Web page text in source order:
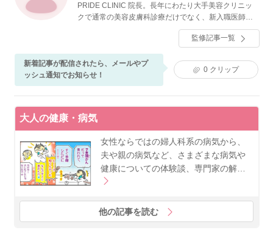
PRIDE CLINIC 院長。長年にわたり大手美容クリニッ
クで通常の美容皮膚科診療だけでなく、新入職医師の
指導や、VIP対応などをおこなっている。それらの経験
を通じ、気軽に先進的な治療を受けていただける、自
由で明るいクリニックを目指している。
監修記事一覧
新着記事が配信されたら、メールやプ
ッシュ通知でお知らせ！
0 クリップ
大人の健康・病気
女性ならではの婦人科系の病気から、
夫や親の病気など、さまざまな病気や
健康についての体験談、専門家の解…
他の記事を読む